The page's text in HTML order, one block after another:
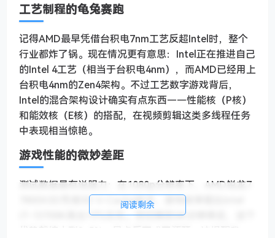
工艺制程的龟兔赛跑
记得AMD最早凭借台积电7nm工艺反超Intel时，整个
行业都炸了锅。现在情况更有意思：Intel正在推进自己
的Intel 4工艺（相当于台积电4nm），而AMD已经用上
台积电4nm的Zen4架构。不过工艺数字游戏背后，
Intel的混合架构设计确实有点东西——性能核（P核）
和能效核（E核）的搭配，在视频剪辑这类多线程任务
中表现相当惊艳。
游戏性能的微妙差距
测试数据最有说服力：在1080p分辨率下，AMD锐龙7
7800X3D凭借3D V-Cache技术，游戏帧率能比Intel
i7-13700K高出15%左右。但切换到4K分辨率后，这个
阅读剩余